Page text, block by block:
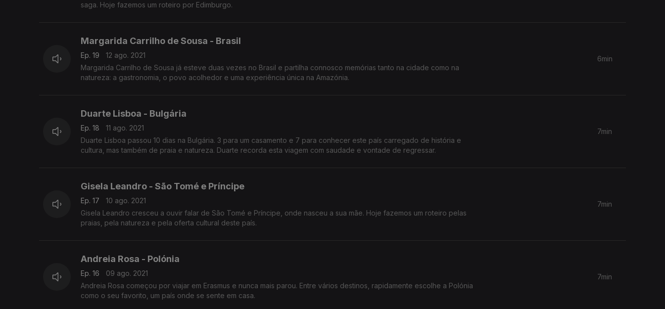
saga. Hoje fazemos um roteiro por Edimburgo.
Margarida Carrilho de Sousa - Brasil
Ep. 19
12 ago. 2021
Margarida Carrilho de Sousa já esteve duas vezes no Brasil e partilha connosco memórias tanto na cidade como na
natureza: a gastronomia, o povo acolhedor e uma experiência única na Amazónia.
6min
Duarte Lisboa - Bulgária
Ep. 18
11 ago. 2021
Duarte Lisboa passou 10 dias na Bulgária. 3 para um casamento e 7 para conhecer este país carregado de história e
cultura, mas também de praia e natureza. Duarte recorda esta viagem com saudade e vontade de regressar.
7min
Gisela Leandro - São Tomé e Príncipe
Ep. 17
10 ago. 2021
Gisela Leandro cresceu a ouvir falar de São Tomé e Príncipe, onde nasceu a sua mãe. Hoje fazemos um roteiro pelas
praias, pela natureza e pela oferta cultural deste país.
7min
Andreia Rosa - Polónia
Ep. 16
09 ago. 2021
Andreia Rosa começou por viajar em Erasmus e nunca mais parou. Entre vários destinos, rapidamente escolhe a Polónia
como o seu favorito, um país onde se sente em casa.
7min